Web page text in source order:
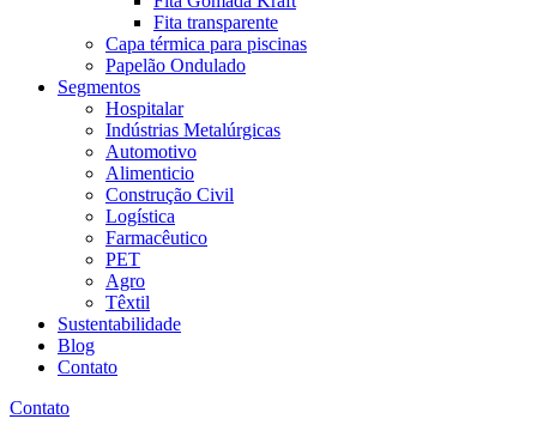
Fita transparente
Capa térmica para piscinas
Papelão Ondulado
Segmentos
Hospitalar
Indústrias Metalúrgicas
Automotivo
Alimenticio
Construção Civil
Logística
Farmacêutico
PET
Agro
Têxtil
Sustentabilidade
Blog
Contato
Contato